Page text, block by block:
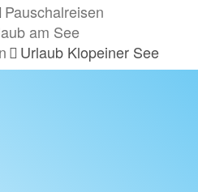
Pauschalreisen
am See
Urlaub Klopeiner See